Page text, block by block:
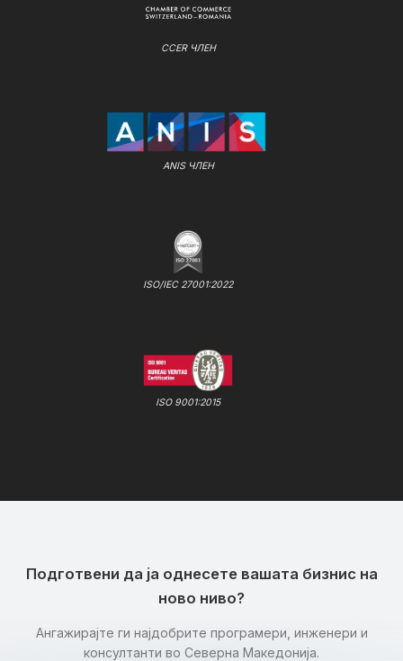
CCER ЧЛЕН
ANIS ЧЛЕН
ISO/IEC 27001:2022
ISO 9001:2015
Подготвени да ја однесете вашата бизнис на
ново ниво?
Ангажирајте ги најдобрите програмери, инженери и
консултанти во Северна Македонија.